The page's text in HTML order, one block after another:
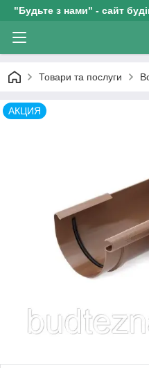
"Будьте з нами" - сайт
Товари та послуги
АКЦИЯ